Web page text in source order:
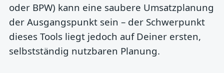
oder BPW) kann eine saubere Umsatzplanung
der Ausgangspunkt sein – der Schwerpunkt
dieses Tools liegt jedoch auf Deiner ersten,
selbstständig nutzbaren Planung.